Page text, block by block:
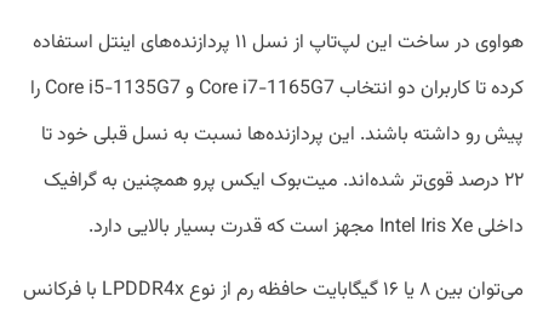
هواوی در ساخت این لپ‌تاپ از نسل ۱۱ پردازنده‌های اینتل استفاده
کرده تا کاربران دو انتخاب Core i7-1165G7 و Core i5-1135G7 را
پیش رو داشته باشند. این پردازنده‌ها نسبت به نسل قبلی خود تا
۲۲ درصد قوی‌تر شده‌اند. میت‌بوک ایکس پرو همچنین به گرافیک
داخلی Intel Iris Xe مجهز است که قدرت بسیار بالایی دارد.
می‎‌توان بین ۸ یا ۱۶ گیگابایت حافظه رم از نوع LPDDR4x با فرکانس